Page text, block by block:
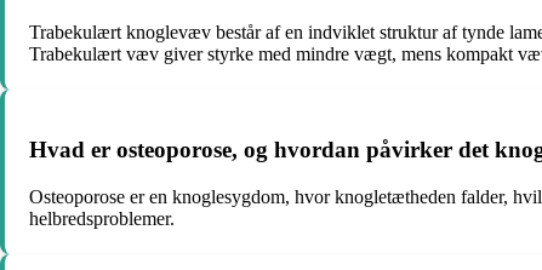
Trabekulært knoglevæv består af en indviklet struktur af tynde
Trabekulært væv giver styrke med mindre vægt, mens kompakt
Hvad er osteoporose, og hvordan påvirker det
Osteoporose er en knoglesygdom, hvor knogletætheden falder,
helbredsproblemer.